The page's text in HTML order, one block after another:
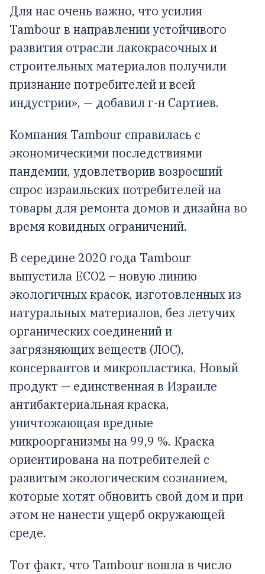
Для нас очень важно, что усилия
Tambour в направлении устойчивого
развития отрасли лакокрасочных и
строительных материалов получили
признание потребителей и всей
индустрии», — добавил г-н Сартиев.
Компания Tambour справилась с
экономическими последствиями
пандемии, удовлетворив возросший
спрос израильских потребителей на
товары для ремонта домов и дизайна во
время ковидных ограничений.
В середине 2020 года Tambour
выпустила ECO2 – новую линию
экологичных красок, изготовленных из
натуральных материалов, без летучих
органических соединений и
загрязняющих веществ (ЛОС),
консервантов и микропластика. Новый
продукт — единственная в Израиле
антибактериальная краска,
уничтожающая вредные
микроорганизмы на 99,9 %. Краска
ориентирована на потребителей с
развитым экологическим сознанием,
которые хотят обновить свой дом и при
этом не нанести ущерб окружающей
среде.
Тот факт, что Tambour вошла в число